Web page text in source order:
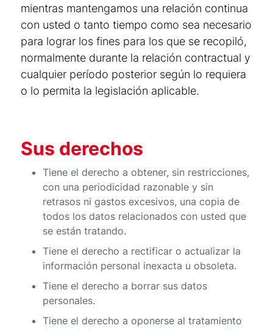
mientras mantengamos una relación continua
con usted o tanto tiempo como sea necesario
para lograr los fines para los que se recopiló,
normalmente durante la relación contractual y
cualquier período posterior según lo requiera
o lo permita la legislación aplicable.
Sus derechos
Tiene el derecho a obtener, sin restricciones,
con una periodicidad razonable y sin
retrasos ni gastos excesivos, una copia de
todos los datos relacionados con usted que
se están tratando.
Tiene el derecho a rectificar o actualizar la
información personal inexacta u obsoleta.
Tiene el derecho a borrar sus datos
personales.
Tiene el derecho a oponerse al tratamiento